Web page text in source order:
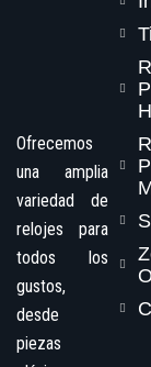
Ofrecemos
una amplia
variedad de
relojes para
todos los
gustos,
desde
piezas